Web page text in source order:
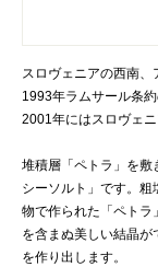
スロヴェニアの西南
1993年ラムサール条
2001年にはスロヴェ
堆積層「ペトラ」を敷
シーソルト」です。
物で作られた「ペトラ
を含まぬ美しい結晶
を作り出します。